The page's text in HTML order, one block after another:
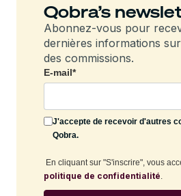
Qobra’s
Abonnez-vous pour
dernières informations
des commissions.
E-mail*
J'accepte de recevoir d'autres
Qobra.
En cliquant sur "S'inscrire", vous
politique de confidentialité.